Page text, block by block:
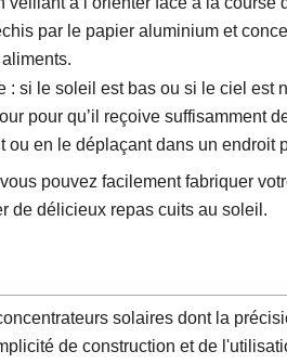
par le papier aluminium et
: si le soleil est bas ou si le ciel est
pour qu’il reçoive suffisamment
ou en le déplaçant dans un endroit
pouvez facilement fabriquer
de délicieux repas cuits au soleil.
solaires dont la
de construction et de